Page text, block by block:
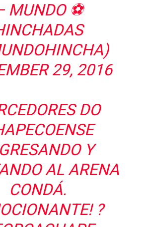
MUNDO ⚽️
29, 2016
DO
Y
AL ARENA
CONDÁ.
?